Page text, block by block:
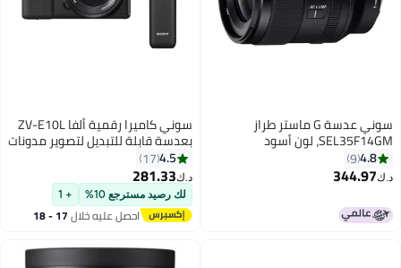
سوني عدسة G ماستر طراز
SEL35F14GM، لون أسود
4.8
9
د.ك‏344.97
سوني كاميرا رقمية ألفا ZV-E10L
بعدسة قابلة للتبديل لتصوير مدونات
الفيديو مع عدسة مقاس 16-50 مم
ومقبض إمساك لاسلكي مجاني من
سوني مع خاصية التحكم عن بعد
وحامل ثلاثي القوائم، بدقة 24.2
ميجابكسل، وبلون أسود
4.5
17
د.ك‏281.33
لك رصيد مسترجع 10% + 1
احصل عليه خلال 17 - 18